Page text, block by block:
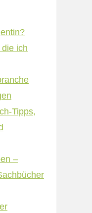
ich
Tipps,
–